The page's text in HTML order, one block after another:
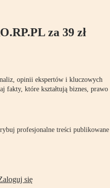
za 39 zł
opinii ekspertów i kluczowych
fakty, które kształtują biznes, prawo
profesjonalne treści publikowane
się